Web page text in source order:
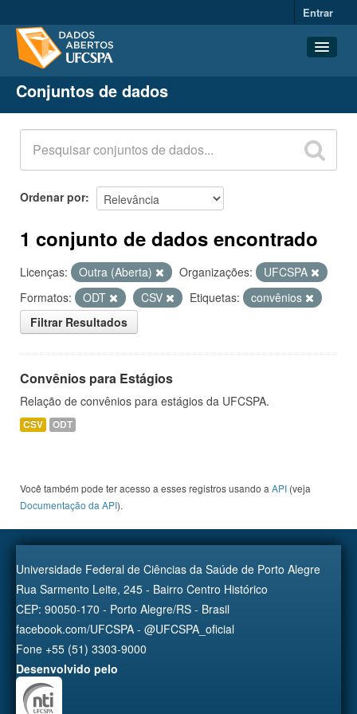
Entrar
Conjuntos de dados
Organizações
Grupos
Sobre
Conjuntos de dados
Ordenar por
1 conjunto de dados encontrado
Licenças: Outra (Aberta) Organizações:
UFCSPA
Formatos:
ODT CSV Etiquetas:
convênios
Filtrar Resultados
Convênios para Estágios
Relação de convênios para estágios da UFCSPA.
CSV ODT
Você também pode ter acesso a esses registros usando a API (veja
Documentação da API).
Universidade Federal de Ciências da Saúde de Porto Alegre
Rua Sarmento Leite, 245 - Bairro Centro Histórico
CEP: 90050-170 - Porto Alegre/RS - Brasil
facebook.com/UFCSPA - @UFCSPA_oficial
Fone +55 (51) 3303-9000
Desenvolvido pelo